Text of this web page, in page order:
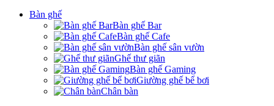
Bàn ghế
Bàn ghế Bar
Bàn ghế Cafe
Bàn ghế sân vườn
Ghế thư giãn
Bàn ghế Gaming
Giường ghế bể bơi
Chân bàn